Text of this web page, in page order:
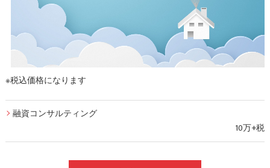
※税込価格になります
融資コンサルティング
10万+税